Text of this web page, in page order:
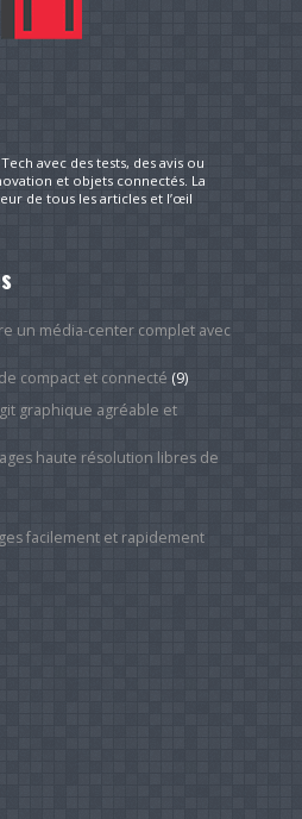
avec des tests, des avis ou
et objets connectés. La
de tous les articles et l’œil
un média-center complet avec
compact et connecté (9)
graphique agréable et
haute résolution libres de
facilement et rapidement